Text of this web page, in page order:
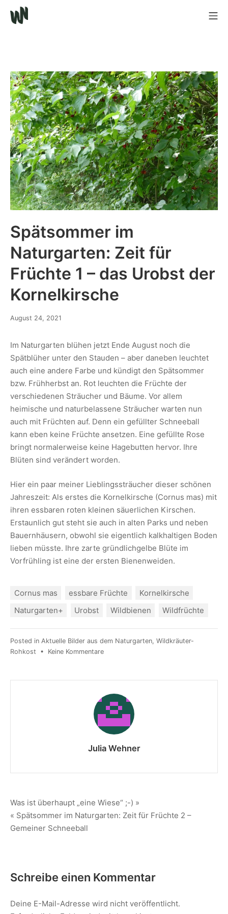
Spätsommer im
Naturgarten: Zeit für
Früchte 1 – das Urobst der
Kornelkirsche
August 24, 2021
Im Naturgarten blühen jetzt Ende August noch die
Spätblüher unter den Stauden – aber daneben leuchtet
auch eine andere Farbe und kündigt den Spätsommer
bzw. Frühherbst an. Rot leuchten die Früchte der
verschiedenen Sträucher und Bäume. Vor allem
heimische und naturbelassene Sträucher warten nun
auch mit Früchten auf. Denn ein gefüllter Schneeball
kann eben keine Früchte ansetzen. Eine gefüllte Rose
bringt normalerweise keine Hagebutten hervor. Ihre
Blüten sind verändert worden.
Hier ein paar meiner Lieblingssträucher dieser schönen
Jahreszeit: Als erstes die Kornelkirsche (Cornus mas) mit
ihren essbaren roten kleinen säuerlichen Kirschen.
Erstaunlich gut steht sie auch in alten Parks und neben
Bauernhäusern, obwohl sie eigentlich kalkhaltigen Boden
lieben müsste. Ihre zarte gründlichgelbe Blüte im
Vorfrühling ist eine der ersten Bienenweiden.
Cornus mas essbare Früchte
Kornelkirsche
Naturgarten+
Urobst Wildbienen Wildfrüchte
Posted in Aktuelle Bilder aus dem Naturgarten, Wildkräuter-
Rohkost • Keine Kommentare
Julia Wehner
Was ist überhaupt „eine Wiese“ ;-) »
« Spätsommer im Naturgarten: Zeit für Früchte 2 –
Gemeiner Schneeball
Schreibe einen Kommentar
Deine E-Mail-Adresse wird nicht veröffentlicht.